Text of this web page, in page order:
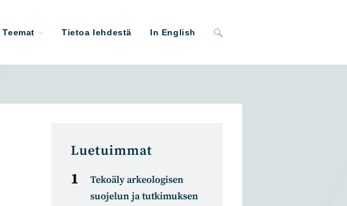
Teemat Tietoa lehdestä In English Toggle
Luetuimmat
Tekoäly arkeologisen
suojelun ja tutkimuksen